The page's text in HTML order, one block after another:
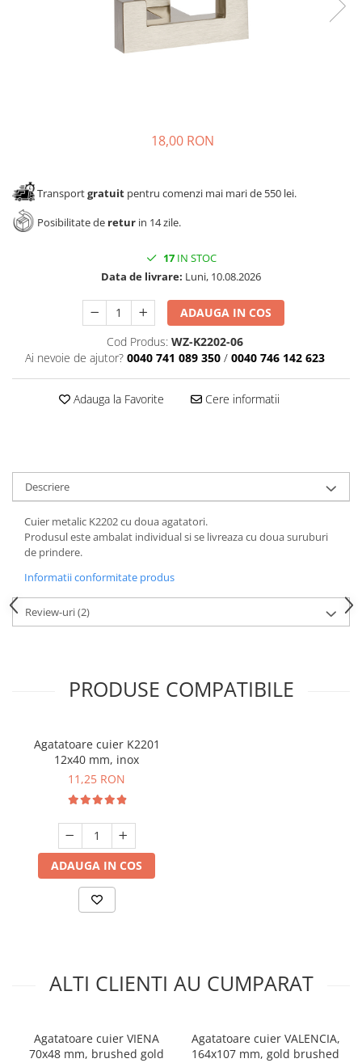
Solutii de curatat & adezivi
18,00 RON
Transportgratuit pentru comenzi mai mari de 550 lei.
Posibilitate de retur in 14 zile.
17IN STOC
Data de livrare: Luni, 10.08.2026
ADAUGA IN COS
Cod Produs: WZ-K2202-06
Ai nevoie de ajutor? 0040 741 089 350 / 0040 746 142 623
Adauga la Favorite Cere informatii
Descriere
Cuier metalic K2202 cu doua agatatori.
Produsul este ambalat individual si se livreaza cu doua suruburi
de prindere.
Informatii conformitate produs
Review-uri(2)
PRODUSE COMPATIBILE
Agatatoare cuier K2201
12x40 mm, inox
11,25 RON
ADAUGA IN COS
ALTI CLIENTI AU CUMPARAT
Agatatoare cuier VIENA
70x48 mm, brushed gold
Agatatoare cuier VALENCIA,
164x107 mm, gold brushed